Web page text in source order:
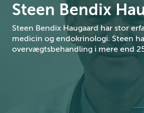
Steen Bendix
Steen Bendix Haugaard har stor
medicin og endokrinologi. Steen
overvægtsbehandling i mere end